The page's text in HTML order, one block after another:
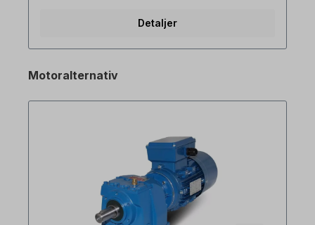
Felregister: senaste 5 felen - Analog ingång 0 till
0,5Hz - Skyddsklass IP20 , UL typ 1 (tillval) -
Ingångssignal PNP/NPN valbar - Styrning och
dynamisk bromsning integrerad som standard -
kommunikation (LS Bus / Modbus RTU) med RJ45
- Fläkt med on/off-styrning, lätt utbytbar
Detaljer
Motoralternativ